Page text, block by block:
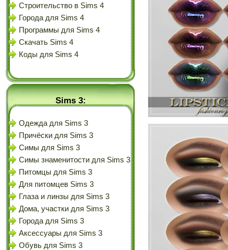
Строительство в Sims 4
Города для Sims 4
Программы для Sims 4
Скачать Sims 4
Коды для Sims 4
Sims 3:
Одежда для Sims 3
Причёски для Sims 3
Симы для Sims 3
Симы знаменитости для Sims 3
Питомцы для Sims 3
Для питомцев Sims 3
Глаза и линзы для Sims 3
Дома, участки для Sims 3
Города для Sims 3
Аксессуары для Sims 3
Обувь для Sims 3